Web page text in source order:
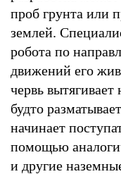
проб грунта или
землей.
робота по
движений его
червь
будто
начинает
помощью
и другие